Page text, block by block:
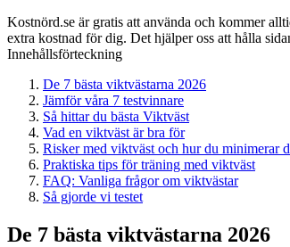
Kostnörd.se är gratis att använda och kommer
extra kostnad för dig. Det hjälper oss att hålla
Innehållsförteckning
De 7 bästa viktvästarna 2026
Jämför våra 7 testvinnare
Så hittar du bästa Viktväst
Vad en viktväst är bra för
Risker med viktväst och hur du minimerar
Praktiska tips för träning med viktväst
FAQ: Vanliga frågor om viktvästar
Så gjorde vi testet
De 7 bästa viktvästarna 2026